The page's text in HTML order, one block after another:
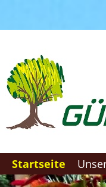
Startseite